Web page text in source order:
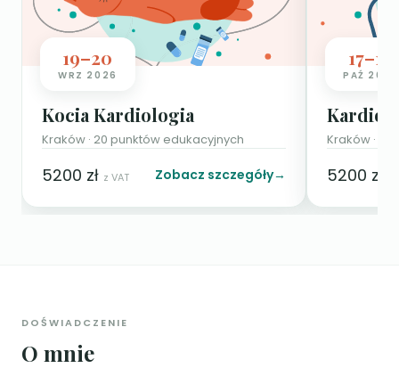
19–20
WRZ 2026
Kocia Kardiologia
Kraków · 20 punktów edukacyjnych
5200 zł z VAT Zobacz szczegóły→
17–18
PAŹ 2026
Kraków ·
5200 zł
DOŚWIADCZENIE
O mnie